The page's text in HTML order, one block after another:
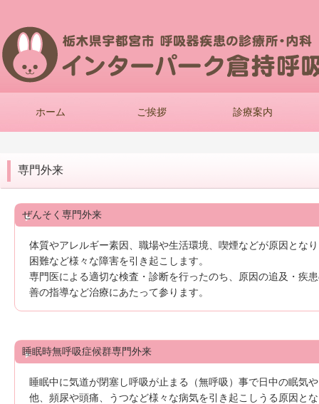
ホーム ご挨拶 診療案内
専門外来
ぜんそく専門外来
体質やアレルギー素因、職場や生活環境、喫煙などが原因とな
困難など様々な障害を引き起こします。
専門医による適切な検査・診断を行ったのち、原因の追及・疾
善の指導など治療にあたって参ります。
睡眠時無呼吸症候群専門外来
睡眠中に気道が閉塞し呼吸が止まる（無呼吸）事で日中の眠気
他、頻尿や頭痛、うつなど様々な病気を引き起こしうる原因と